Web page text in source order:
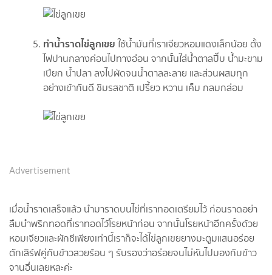
ทำน้ำราดไข่ลูกเขยใช้น้ำมันที่เราเจียวหอมแดงเล็กน้อย ตั้ง
ไฟปานกลางค่อนไปทางอ่อน จากนั้นใส่น้ำตาลปี๊บ น้ำมะขาม
เปียก น้ำปลา ลงไปผัดจนน้ำตาลละลาย และส่วนผสมทุก
อย่างเข้ากันดี ชิมรสชาติ เปรี้ยว หวาน เค็ม กลมกล่อม
Advertisement
เมื่อน้ำราดเสร็จแล้ว นำมาราดบนไข่ที่เราทอดเตรียมไว้ ก่อนราดอย่า
ลืมนำพริกทอดที่เราทอดไว้โรยหน้าก่อน จากนั้นโรยหน้าอีกครั้งด้วย
หอมเจียวและผักชีเพียงเท่านี้เราก็จะได้ไข่ลูกเขยยางมะตูมแสนอร่อย
ตักเสิร์ฟคู่กับข้าวสวยร้อน ๆ รับรองว่าอร่อยจนไม่หันไปมองกับข้าว
จานอื่นเลยหละค่ะ